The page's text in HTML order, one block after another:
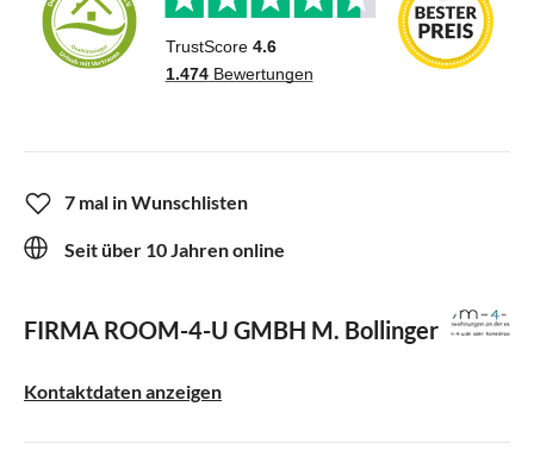
7 mal in Wunschlisten
Seit über 10 Jahren online
FIRMA ROOM-4-U GMBH M. Bollinger
Kontaktdaten anzeigen